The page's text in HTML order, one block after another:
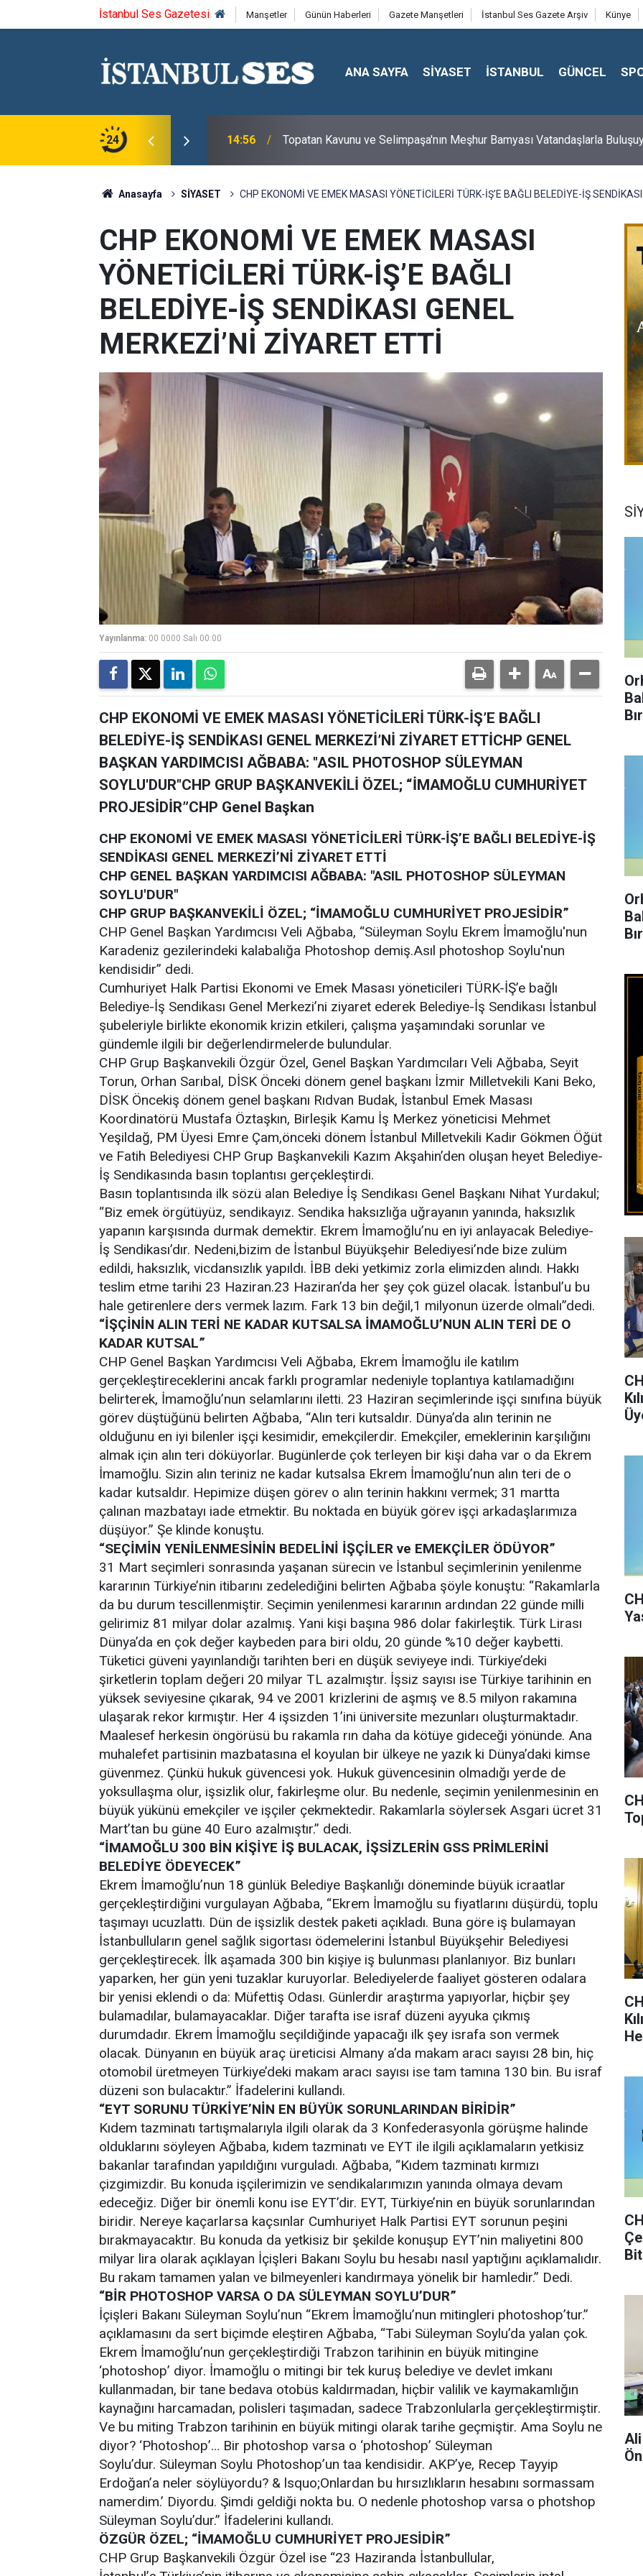
İstanbul Ses Gazetesi Manşetler Günün Haberleri Gazete Manşetleri İstanbul Ses Gazete Arşiv Künye
ANA SAYFA SİYASET İSTANBUL GÜNCEL
24
İLAÇLAMASI YAPILIYOR 14:56 Topatan Kavunu ve Selimpaşa'nın Meşhur Bamyası Vatandaşlarla
Anasayfa SİYASET CHP EKONOMİ VE EMEK MASASI YÖNETİCİLERİ TÜRK-İŞ’E BAĞLI BELEDİYE-İŞ
CHP EKONOMİ VE EMEK MASASI
YÖNETİCİLERİ TÜRK-İŞ’E BAĞLI
BELEDİYE-İŞ SENDİKASI GENEL
MERKEZİ’Nİ ZİYARET ETTİ
Yayınlanma: 00 0000 Salı 00:00
CHP EKONOMİ VE EMEK MASASI YÖNETİCİLERİ TÜRK-İŞ’E BAĞLI
BELEDİYE-İŞ SENDİKASI GENEL MERKEZİ’Nİ ZİYARET ETTİCHP GENEL
BAŞKAN YARDIMCISI AĞBABA: "ASIL PHOTOSHOP SÜLEYMAN
SOYLU'DUR"CHP GRUP BAŞKANVEKİLİ ÖZEL; “İMAMOĞLU CUMHURİYET
PROJESİDİR”CHP Genel Başkan
CHP EKONOMİ VE EMEK MASASI YÖNETİCİLERİ TÜRK-İŞ’E BAĞLI BELEDİYE-İŞ
SENDİKASI GENEL MERKEZİ’Nİ ZİYARET ETTİ
CHP GENEL BAŞKAN YARDIMCISI AĞBABA: "ASIL PHOTOSHOP SÜLEYMAN
SOYLU'DUR"
CHP GRUP BAŞKANVEKİLİ ÖZEL; “İMAMOĞLU CUMHURİYET PROJESİDİR”
CHP Genel Başkan Yardımcısı Veli Ağbaba, “Süleyman Soylu Ekrem İmamoğlu'nun
Karadeniz gezilerindeki kalabalığa Photoshop demiş.Asıl photoshop Soylu'nun
kendisidir” dedi.
Cumhuriyet Halk Partisi Ekonomi ve Emek Masası yöneticileri TÜRK-İŞ’e bağlı
Belediye-İş Sendikası Genel Merkezi’ni ziyaret ederek Belediye-İş Sendikası İstanbul
şubeleriyle birlikte ekonomik krizin etkileri, çalışma yaşamındaki sorunlar ve
gündemle ilgili bir değerlendirmelerde bulundular.
CHP Grup Başkanvekili Özgür Özel, Genel Başkan Yardımcıları Veli Ağbaba, Seyit
Torun, Orhan Sarıbal, DİSK Önceki dönem genel başkanı İzmir Milletvekili Kani Beko,
DİSK Öncekiş dönem genel başkanı Rıdvan Budak, İstanbul Emek Masası
Koordinatörü Mustafa Öztaşkın, Birleşik Kamu İş Merkez yöneticisi Mehmet
Yeşildağ, PM Üyesi Emre Çam,önceki dönem İstanbul Milletvekili Kadir Gökmen Öğüt
ve Fatih Belediyesi CHP Grup Başkanvekili Kazım Akşahin’den oluşan heyet Belediye-
İş Sendikasında basın toplantısı gerçekleştirdi.
Basın toplantısında ilk sözü alan Belediye İş Sendikası Genel Başkanı Nihat Yurdakul;
“Biz emek örgütüyüz, sendikayız. Sendika haksızlığa uğrayanın yanında, haksızlık
yapanın karşısında durmak demektir. Ekrem İmamoğlu’nu en iyi anlayacak Belediye-
İş Sendikası’dır. Nedeni,bizim de İstanbul Büyükşehir Belediyesi’nde bize zulüm
edildi, haksızlık, vicdansızlık yapıldı. İBB deki yetkimiz zorla elimizden alındı. Hakkı
teslim etme tarihi 23 Haziran.23 Haziran’da her şey çok güzel olacak. İstanbul’u bu
hale getirenlere ders vermek lazım. Fark 13 bin değil,1 milyonun üzerde olmalı”dedi.
“İŞÇİNİN ALIN TERİ NE KADAR KUTSALSA İMAMOĞLU’NUN ALIN TERİ DE O
KADAR KUTSAL”
CHP Genel Başkan Yardımcısı Veli Ağbaba, Ekrem İmamoğlu ile katılım
gerçekleştireceklerini ancak farklı programlar nedeniyle toplantıya katılamadığını
belirterek, İmamoğlu’nun selamlarını iletti. 23 Haziran seçimlerinde işçi sınıfına büyük
görev düştüğünü belirten Ağbaba, “Alın teri kutsaldır. Dünya’da alın terinin ne
olduğunu en iyi bilenler işçi kesimidir, emekçilerdir. Emekçiler, emeklerinin karşılığını
almak için alın teri döküyorlar. Bugünlerde çok terleyen bir kişi daha var o da Ekrem
İmamoğlu. Sizin alın teriniz ne kadar kutsalsa Ekrem İmamoğlu’nun alın teri de o
kadar kutsaldır. Hepimize düşen görev o alın terinin hakkını vermek; 31 martta
çalınan mazbatayı iade etmektir. Bu noktada en büyük görev işçi arkadaşlarımıza
düşüyor.” Şe klinde konuştu.
“SEÇİMİN YENİLENMESİNİN BEDELİNİ İŞÇİLER ve EMEKÇİLER ÖDÜYOR”
31 Mart seçimleri sonrasında yaşanan sürecin ve İstanbul seçimlerinin yenilenme
kararının Türkiye’nin itibarını zedelediğini belirten Ağbaba şöyle konuştu: “Rakamlarla
da bu durum tescillenmiştir. Seçimin yenilenmesi kararının ardından 22 günde milli
gelirimiz 81 milyar dolar azalmış. Yani kişi başına 986 dolar fakirleştik. Türk Lirası
Dünya’da en çok değer kaybeden para biri oldu, 20 günde %10 değer kaybetti.
Tüketici güveni yayınlandığı tarihten beri en düşük seviyeye indi. Türkiye’deki
şirketlerin toplam değeri 20 milyar TL azalmıştır. İşsiz sayısı ise Türkiye tarihinin en
yüksek seviyesine çıkarak, 94 ve 2001 krizlerini de aşmış ve 8.5 milyon rakamına
ulaşarak rekor kırmıştır. Her 4 işsizden 1’ini üniversite mezunları oluşturmaktadır.
Maalesef herkesin öngörüsü bu rakamla rın daha da kötüye gideceği yönünde. Ana
muhalefet partisinin mazbatasına el koyulan bir ülkeye ne yazık ki Dünya’daki kimse
güvenmez. Çünkü hukuk güvencesi yok. Hukuk güvencesinin olmadığı yerde de
yoksullaşma olur, işsizlik olur, fakirleşme olur. Bu nedenle, seçimin yenilenmesinin en
büyük yükünü emekçiler ve işçiler çekmektedir. Rakamlarla söylersek Asgari ücret 31
Mart’tan bu güne 40 Euro azalmıştır.” dedi.
“İMAMOĞLU 300 BİN KİŞİYE İŞ BULACAK, İŞSİZLERİN GSS PRİMLERİNİ
BELEDİYE ÖDEYECEK”
Ekrem İmamoğlu’nun 18 günlük Belediye Başkanlığı döneminde büyük icraatlar
gerçekleştirdiğini vurgulayan Ağbaba, “Ekrem İmamoğlu su fiyatlarını düşürdü, toplu
taşımayı ucuzlattı. Dün de işsizlik destek paketi açıkladı. Buna göre iş bulamayan
İstanbulluların genel sağlık sigortası ödemelerini İstanbul Büyükşehir Belediyesi
gerçekleştirecek. İlk aşamada 300 bin kişiye iş bulunması planlanıyor. Biz bunları
yaparken, her gün yeni tuzaklar kuruyorlar. Belediyelerde faaliyet gösteren odalara
bir yenisi eklendi o da: Müfettiş Odası. Günlerdir araştırma yapıyorlar, hiçbir şey
bulamadılar, bulamayacaklar. Diğer tarafta ise israf düzeni ayyuka çıkmış
durumdadır. Ekrem İmamoğlu seçildiğinde yapacağı ilk şey israfa son vermek
olacak. Dünyanın en büyük araç üreticisi Almany a’da makam aracı sayısı 28 bin, hiç
otomobil üretmeyen Türkiye’deki makam aracı sayısı ise tam tamına 130 bin. Bu israf
düzeni son bulacaktır.” İfadelerini kullandı.
“EYT SORUNU TÜRKİYE’NİN EN BÜYÜK SORUNLARINDAN BİRİDİR”
Kıdem tazminatı tartışmalarıyla ilgili olarak da 3 Konfederasyonla görüşme halinde
olduklarını söyleyen Ağbaba, kıdem tazminatı ve EYT ile ilgili açıklamaların yetkisiz
bakanlar tarafından yapıldığını vurguladı. Ağbaba, “Kıdem tazminatı kırmızı
çizgimizdir. Bu konuda işçilerimizin ve sendikalarımızın yanında olmaya devam
edeceğiz. Diğer bir önemli konu ise EYT’dir. EYT, Türkiye’nin en büyük sorunlarından
biridir. Nereye kaçarlarsa kaçsınlar Cumhuriyet Halk Partisi EYT sorunun peşini
bırakmayacaktır. Bu konuda da yetkisiz bir şekilde konuşup EYT’nin maliyetini 800
milyar lira olarak açıklayan İçişleri Bakanı Soylu bu hesabı nasıl yaptığını açıklamalıdır.
Bu rakam tamamen yalan ve bilmeyenleri kandırmaya yönelik bir hamledir.” Dedi.
“BİR PHOTOSHOP VARSA O DA SÜLEYMAN SOYLU’DUR”
İçişleri Bakanı Süleyman Soylu’nun “Ekrem İmamoğlu’nun mitingleri photoshop’tur.”
açıklamasını da sert biçimde eleştiren Ağbaba, “Tabi Süleyman Soylu’da yalan çok.
Ekrem İmamoğlu’nun gerçekleştirdiği Trabzon tarihinin en büyük mitingine
‘photoshop’ diyor. İmamoğlu o mitingi bir tek kuruş belediye ve devlet imkanı
kullanmadan, bir tane bedava otobüs kaldırmadan, hiçbir valilik ve kaymakamlığın
kaynağını harcamadan, polisleri taşımadan, sadece Trabzonlularla gerçekleştirmiştir.
Ve bu miting Trabzon tarihinin en büyük mitingi olarak tarihe geçmiştir. Ama Soylu ne
diyor? ‘Photoshop’… Bir photoshop varsa o ‘photoshop’ Süleyman
Soylu’dur. Süleyman Soylu Photoshop’un taa kendisidir. AKP’ye, Recep Tayyip
Erdoğan’a neler söylüyordu? & lsquo;Onlardan bu hırsızlıkların hesabını sormassam
namerdim.’ Diyordu. Şimdi geldiği nokta bu. O nedenle photoshop varsa o photshop
Süleyman Soylu’dur.” İfadelerini kullandı.
ÖZGÜR ÖZEL; “İMAMOĞLU CUMHURİYET PROJESİDİR”
CHP Grup Başkanvekili Özgür Özel ise “23 Haziranda İstanbullular,
Ali